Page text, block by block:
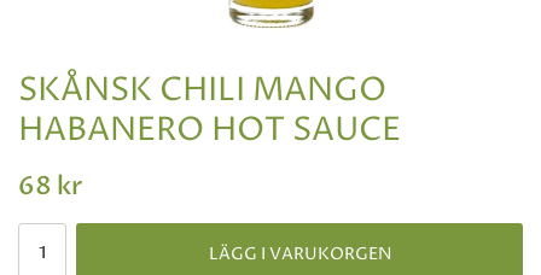
SKÅNSK CHILI MANGO
HABANERO HOT SAUCE
68 kr
LÄGG I VARUKORGEN